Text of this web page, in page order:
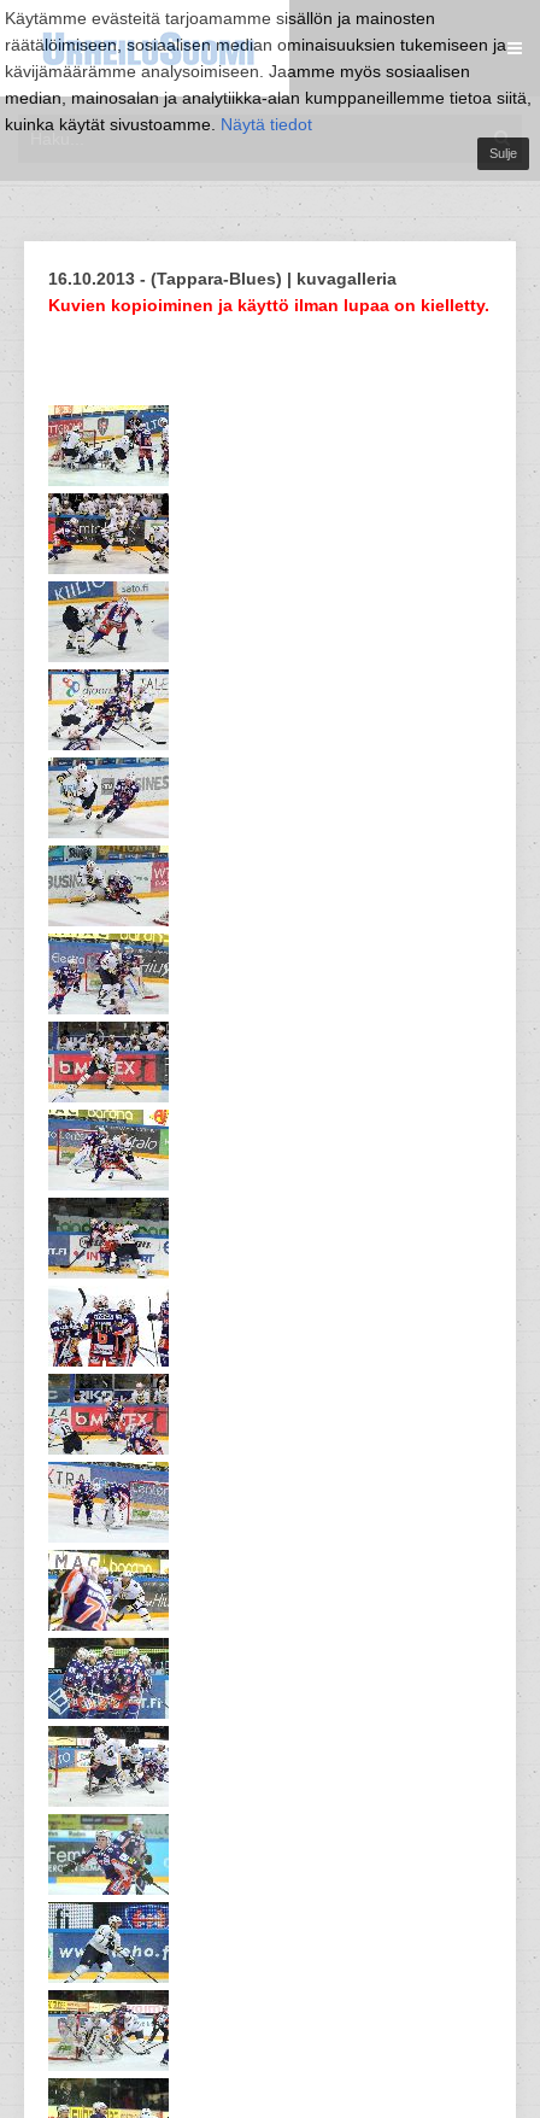
Käytämme evästeitä tarjoamamme sisällön ja mainosten
räätälöimiseen, sosiaalisen median ominaisuuksien tukemiseen ja
kävijämäärämme analysoimiseen. Jaamme myös sosiaalisen
median, mainosalan ja analytiikka-alan kumppaneillemme tietoa siitä,
kuinka käytät sivustoamme. Näytä tiedot
Sulje
16.10.2013 - (Tappara-Blues) | kuvagalleria
Kuvien kopioiminen ja käyttö ilman lupaa on kielletty.